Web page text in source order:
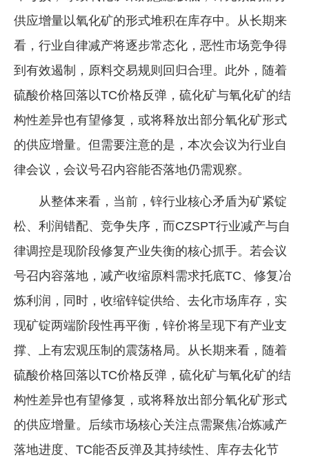
供应增量以氧化矿的形式堆积在库存中。从长期来
看，行业自律减产将逐步常态化，恶性市场竞争得
到有效遏制，原料交易规则回归合理。此外，随着
硫酸价格回落以TC价格反弹，硫化矿与氧化矿的结
构性差异也有望修复，或将释放出部分氧化矿形式
的供应增量。但需要注意的是，本次会议为行业自
律会议，会议号召内容能否落地仍需观察。
从整体来看，当前，锌行业核心矛盾为矿紧锭
松、利润错配、竞争失序，而CZSPT行业减产与自
律调控是现阶段修复产业失衡的核心抓手。若会议
号召内容落地，减产收缩原料需求托底TC、修复冶
炼利润，同时，收缩锌锭供给、去化市场库存，实
现矿锭两端阶段性再平衡，锌价将呈现下有产业支
撑、上有宏观压制的震荡格局。从长期来看，随着
硫酸价格回落以TC价格反弹，硫化矿与氧化矿的结
构性差异也有望修复，或将释放出部分氧化矿形式
的供应增量。后续市场核心关注点需聚焦冶炼减产
落地进度、TC能否反弹及其持续性、库存去化节